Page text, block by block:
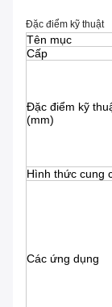
Đặc điểm kỹ thuật
Tên mục
Cấp
Đặc điểm kỹ
(mm)
Hình thức cung
Các ứng dụng